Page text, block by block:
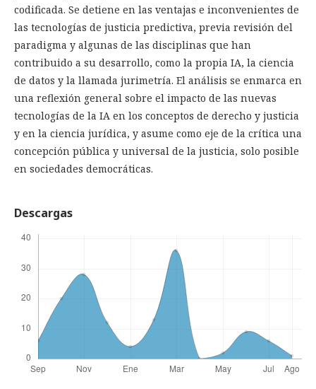
codificada. Se detiene en las ventajas e inconvenientes de
las tecnologías de justicia predictiva, previa revisión del
paradigma y algunas de las disciplinas que han
contribuido a su desarrollo, como la propia IA, la ciencia
de datos y la llamada jurimetría. El análisis se enmarca en
una reflexión general sobre el impacto de las nuevas
tecnologías de la IA en los conceptos de derecho y justicia
y en la ciencia jurídica, y asume como eje de la crítica una
concepción pública y universal de la justicia, solo posible
en sociedades democráticas.
Descargas